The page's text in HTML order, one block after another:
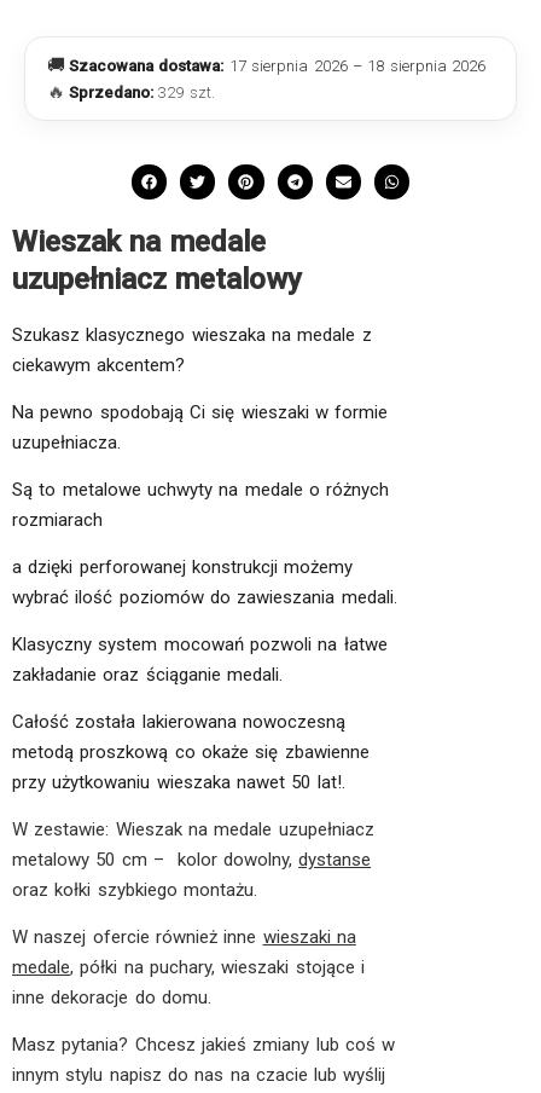
🚚 Szacowana dostawa: 17 sierpnia 2026 – 18 sierpnia 2026
🔥 Sprzedano: 329 szt.
Wieszak na medale
uzupełniacz metalowy
Szukasz klasycznego wieszaka na medale z
ciekawym akcentem?
Na pewno spodobają Ci się wieszaki w formie
uzupełniacza.
Są to metalowe uchwyty na medale o różnych
rozmiarach
a dzięki perforowanej konstrukcji możemy
wybrać ilość poziomów do zawieszania medali.
Klasyczny system mocowań pozwoli na łatwe
zakładanie oraz ściąganie medali.
Całość została lakierowana nowoczesną
metodą proszkową co okaże się zbawienne
przy użytkowaniu wieszaka nawet 50 lat!.
W zestawie: Wieszak na medale uzupełniacz
metalowy 50 cm – kolor dowolny,dystanse
oraz kołki szybkiego montażu.
W naszej ofercie również inne wieszaki na
medale, półki na puchary, wieszaki stojące i
inne dekoracje do domu.
Masz pytania? Chcesz jakieś zmiany lub coś w
innym stylu napisz do nas na czacie lub wyślij